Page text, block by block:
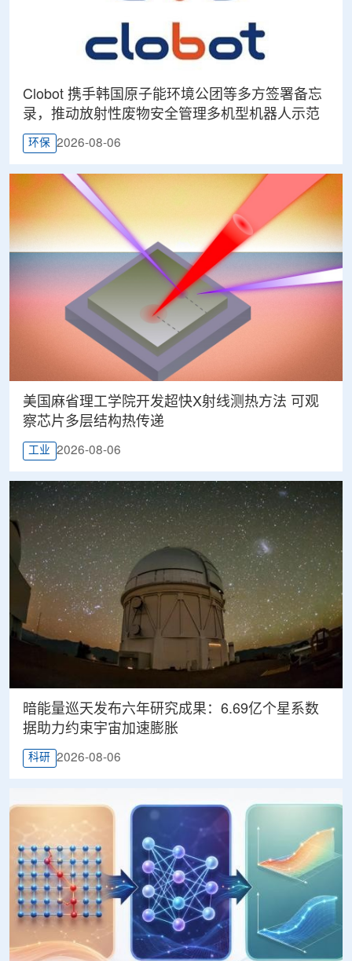
Clobot 携手韩国原子能环境公团等多方签署备忘
录，推动放射性废物安全管理多机型机器人示范
环保 2026-08-06
美国麻省理工学院开发超快X射线测热方法 可观
察芯片多层结构热传递
工业 2026-08-06
暗能量巡天发布六年研究成果：6.69亿个星系数
据助力约束宇宙加速膨胀
科研 2026-08-06